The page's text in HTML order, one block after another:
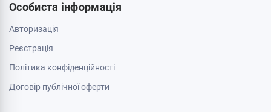
Особиста інформація
Авторизація
Реєстрація
Політика конфіденційності
Договір публічної оферти